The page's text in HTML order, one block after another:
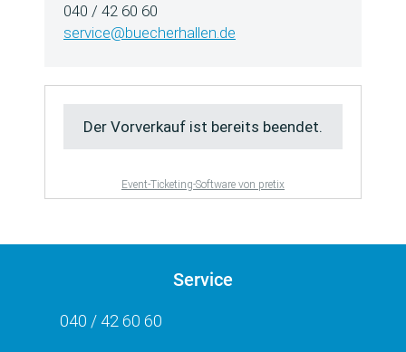
040 / 42 60 60
service@buecherhallen.de
Der Vorverkauf ist bereits beendet.
Event-Ticketing-Software von pretix
Service
040 / 42 60 60